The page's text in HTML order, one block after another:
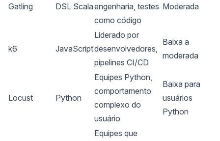
Gatling DSL Scalaengenharia, testes
como código
Moderada
k6 JavaScript
Liderado por
desenvolvedores,
pipelines CI/CD
Baixa a
moderada
Locust Python
Equipes Python,
comportamento
complexo do
usuário
Baixa para
usuários
Python
Equipes que